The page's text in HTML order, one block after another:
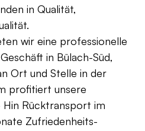
in Qualität,
wir eine professionelle
in Bülach-Süd,
Ort und Stelle in der
profitiert unsere
Rücktransport im
Zufriedenheits-